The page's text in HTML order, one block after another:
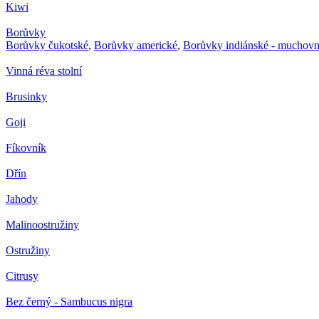
Kiwi
Borůvky
Borůvky čukotské, Borůvky americké, Borůvky indiánské -
Vinná réva stolní
Brusinky
Goji
Fíkovník
Dřín
Jahody
Malinoostružiny
Ostružiny
Citrusy
Bez černý - Sambucus nigra